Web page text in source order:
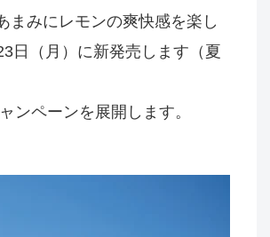
まみにレモンの爽快感を楽し
日（月）に新発売します（夏
ンペーンを展開します。